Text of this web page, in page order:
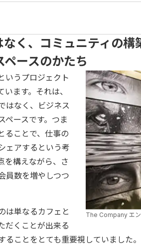
く、コミュニティの構
ペースのかたち
The Company エン
うプロジェクト
ます。それは、
はなく、ビジネス
ペースです。つま
ることで、仕事の
ェアするという考
を構えながら、さ
員数を増やしつつ
は単なるカフェと
だくことが出来る
ることをとても重要視していました